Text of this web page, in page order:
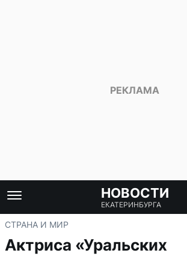
НОВОСТИ
ЕКАТЕРИНБУРГА
СТРАНА И МИР
Актриса «Уральских